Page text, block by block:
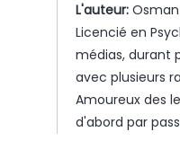
L'auteur:
Licencié en
médias, durant
avec plusieurs
Amoureux des
d'abord par